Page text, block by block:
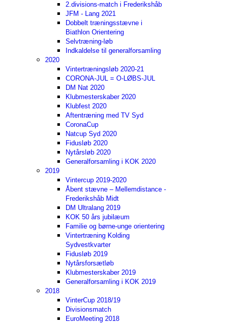
2.divisions-match i Frederikshåb
JFM - Lang 2021
Dobbelt træningsstævne i
Biathlon Orientering
Selvtræning-løb
Indkaldelse til generalforsamling
2020
Vintertræningsløb 2020-21
CORONA-JUL = O-LØBS-JUL
DM Nat 2020
Klubmesterskaber 2020
Klubfest 2020
Aftentræning med TV Syd
CoronaCup
Natcup Syd 2020
Fidusløb 2020
Nytårsløb 2020
Generalforsamling i KOK 2020
2019
Vintercup 2019-2020
Åbent stævne – Mellemdistance -
Frederikshåb Midt
DM Ultralang 2019
KOK 50 års jubilæum
Familie og børne-unge orientering
Vintertræning Kolding
Sydvestkvarter
Fidusløb 2019
Nytårsforsætløb
Klubmesterskaber 2019
Generalforsamling i KOK 2019
2018
VinterCup 2018/19
Divisionsmatch
EuroMeeting 2018